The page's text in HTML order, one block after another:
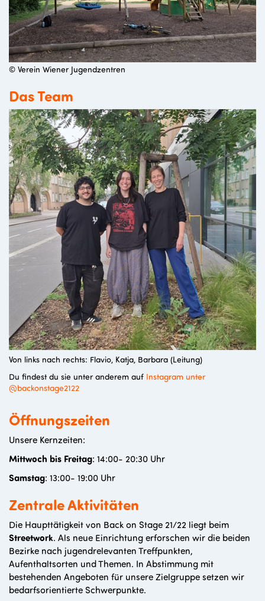
© Verein Wiener Jugendzentren
Das Team
Von links nach rechts: Flavio, Katja, Barbara (Leitung)
Du findest du sie unter anderem auf Instagram unter
@backonstage2122
Öffnungszeiten
Unsere Kernzeiten:
Mittwoch bis Freitag: 14:00- 20:30 Uhr
Samstag: 13:00- 19:00 Uhr
Zentrale Aktivitäten
Die Haupttätigkeit von Back on Stage 21/22 liegt beim
Streetwork. Als neue Einrichtung erforschen wir die beiden
Bezirke nach jugendrelevanten Treffpunkten,
Aufenthaltsorten und Themen. In Abstimmung mit
bestehenden Angeboten für unsere Zielgruppe setzen wir
bedarfsorientierte Schwerpunkte.